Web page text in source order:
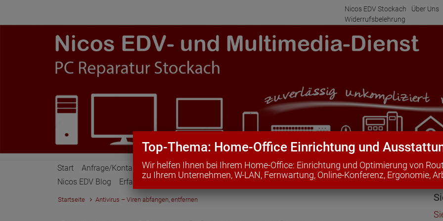
Nicos EDV Stockach Über Uns
Widerrufsbelehrung
Start Anfrage/Kontakt Leistungen Home Office Technik- & Informationssysteme Home
Nicos EDV Blog
Erfahrungsberichte Computer-Wörterbuch Prospekte zum Download
Startseite Antivirus – Viren abfangen, entfernen
Top-Thema: Home-Office Einrichtung und
Wir helfen Ihnen bei Ihrem Home-Office: Einrichtung und Optimierung von
zu Ihrem Unternehmen, W-LAN, Fernwartung, Online-Konferenz, Ergonomie,